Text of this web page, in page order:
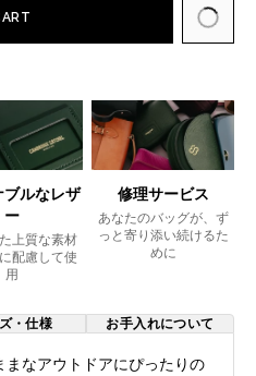
ブルなレザ
ー
上質な素材
配慮して使
用
修理サービス
あなたのバッグが、ず
っと寄り添い続けるた
めに
・仕様 お手入れについて
なアウトドアにぴったりの